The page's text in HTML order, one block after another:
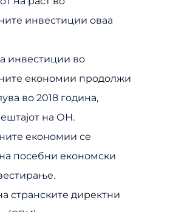
инвестиции оваа
инвестиции во
економии продолжи
во 2018 година,
на ОН.
економии се
посебни економски
странските директни